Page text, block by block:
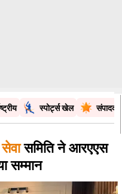
स्पोर्ट्स खेल
समिति ने आरएएस
सम्मान